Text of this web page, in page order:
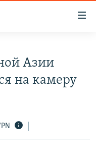
Азии
на камеру